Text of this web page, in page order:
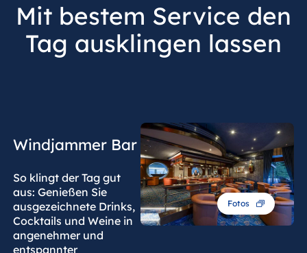
Mit bestem Service den
Tag ausklingen lassen
Windjammer Bar
So klingt der Tag gut
aus: Genießen Sie
ausgezeichnete Drinks,
Cocktails und Weine in
angenehmer und
entspannter
Fotos